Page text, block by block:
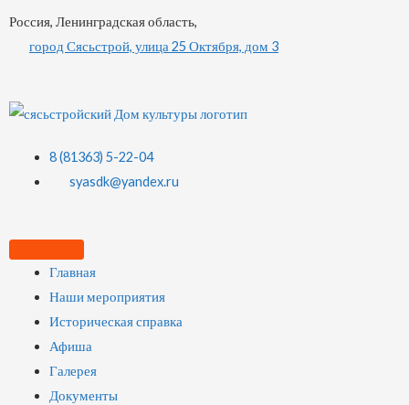
Россия, Ленинградская область,
город Сясьстрой, улица 25 Октября, дом 3
8 (81363) 5-22-04
syasdk@yandex.ru
Главная
Наши мероприятия
Историческая справка
Афиша
Галерея
Документы